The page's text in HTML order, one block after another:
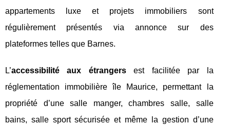
appartements luxe et projets immobiliers sont
régulièrement présentés via annonce sur des
plateformes telles que Barnes.
L’accessibilité aux étrangersest facilitée par la
réglementation immobilière île Maurice, permettant la
propriété d’une salle manger, chambres salle, salle
bains, salle sport sécurisée et même la gestion d’une